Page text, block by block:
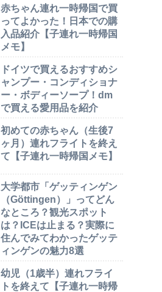
赤ちゃん連れ一時帰国で買
ってよかった！日本での購
入品紹介【子連れ一時帰国
メモ】
ドイツで買えるおすすめシ
ャンプー・コンディショナ
ー・ボディーソープ！dm
で買える愛用品を紹介
初めての赤ちゃん（生後7
ヶ月）連れフライトを終え
て【子連れ一時帰国メモ】
大学都市「ゲッティンゲン
（Göttingen）」ってどん
なところ？観光スポット
は？ICEは止まる？実際に
住んでみてわかったゲッテ
ィンゲンの魅力8選
幼児（1歳半）連れフライ
トを終えて【子連れ一時帰